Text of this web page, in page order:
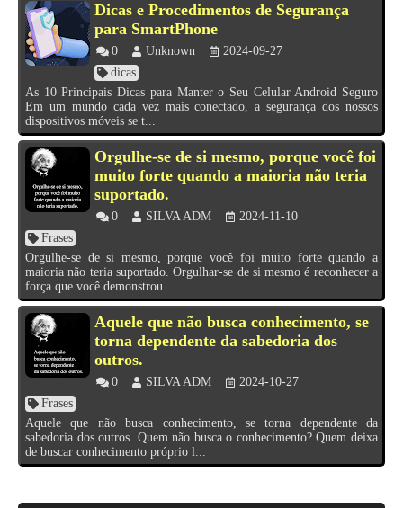
Dicas e Procedimentos de Segurança
para SmartPhone
0 Unknown
2024-09-27
dicas
As 10 Principais Dicas para Manter o Seu Celular Android Seguro
Em um mundo cada vez mais conectado, a segurança dos nossos
dispositivos móveis se t...
Orgulhe-se de si mesmo, porque você foi
muito forte quando a maioria não teria
suportado.
0 SILVA ADM
2024-11-10
Frases
Orgulhe-se de si mesmo, porque você foi muito forte quando a
maioria não teria suportado. Orgulhar-se de si mesmo é reconhecer a
força que você demonstrou ...
Aquele que não busca conhecimento, se
torna dependente da sabedoria dos
outros.
0 SILVA ADM
2024-10-27
Frases
Aquele que não busca conhecimento, se torna dependente da
sabedoria dos outros. Quem não busca o conhecimento? Quem deixa
de buscar conhecimento próprio l...